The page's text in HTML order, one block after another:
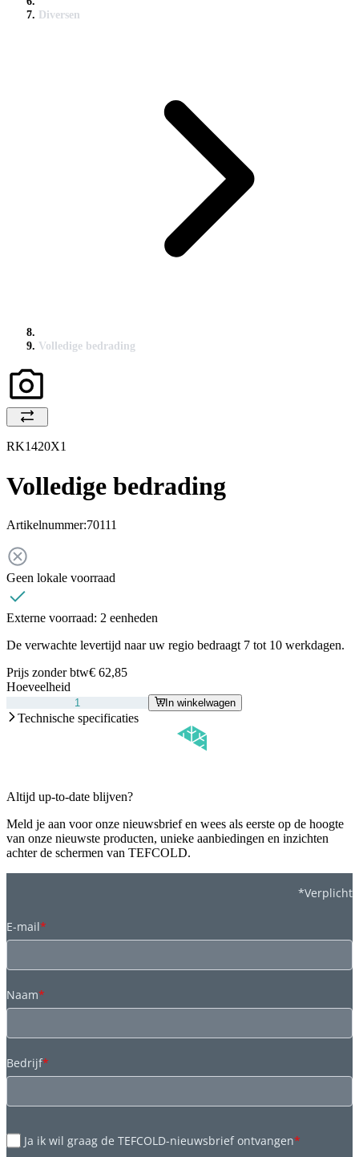
Diversen
Volledige bedrading
RK1420X1
Volledige bedrading
Artikelnummer:70111
Geen lokale voorraad
Externe voorraad: 2 eenheden
De verwachte levertijd naar uw regio bedraagt 7 tot 10 werkdagen.
Prijs zonder btw€ 62,85
Hoeveelheid
In winkelwagen
Technische specificaties
Altijd up-to-date blijven?
Meld je aan voor onze nieuwsbrief en wees als eerste op de hoogte
van onze nieuwste producten, unieke aanbiedingen en inzichten
achter de schermen van TEFCOLD.
*Verplicht
E-mail*
Naam*
Bedrijf*
Ja ik wil graag de TEFCOLD-nieuwsbrief ontvangen*